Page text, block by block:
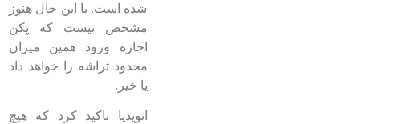
شده است. با این حال هنوز
مشخص نیست که پکن
اجازه ورود همین میزان
محدود تراشه را خواهد داد
یا خیر.
انویدیا تاکید کرد که هیچ